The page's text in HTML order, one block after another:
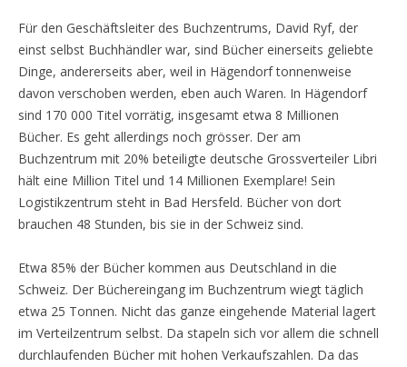
Für den Geschäftsleiter des Buchzentrums, David Ryf, der
einst selbst Buchhändler war, sind Bücher einerseits geliebte
Dinge, andererseits aber, weil in Hägendorf tonnenweise
davon verschoben werden, eben auch Waren. In Hägendorf
sind 170 000 Titel vorrätig, insgesamt etwa 8 Millionen
Bücher. Es geht allerdings noch grösser. Der am
Buchzentrum mit 20% beteiligte deutsche Grossverteiler Libri
hält eine Million Titel und 14 Millionen Exemplare! Sein
Logistikzentrum steht in Bad Hersfeld. Bücher von dort
brauchen 48 Stunden, bis sie in der Schweiz sind.
Etwa 85% der Bücher kommen aus Deutschland in die
Schweiz. Der Büchereingang im Buchzentrum wiegt täglich
etwa 25 Tonnen. Nicht das ganze eingehende Material lagert
im Verteilzentrum selbst. Da stapeln sich vor allem die schnell
durchlaufenden Bücher mit hohen Verkaufszahlen. Da das